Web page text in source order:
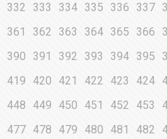
332 333 334 335 336 337
361 362 363 364 365 366
390 391 392 393 394 395
419 420 421 422 423 424
448 449 450 451 452 453
477 478 479 480 481 482